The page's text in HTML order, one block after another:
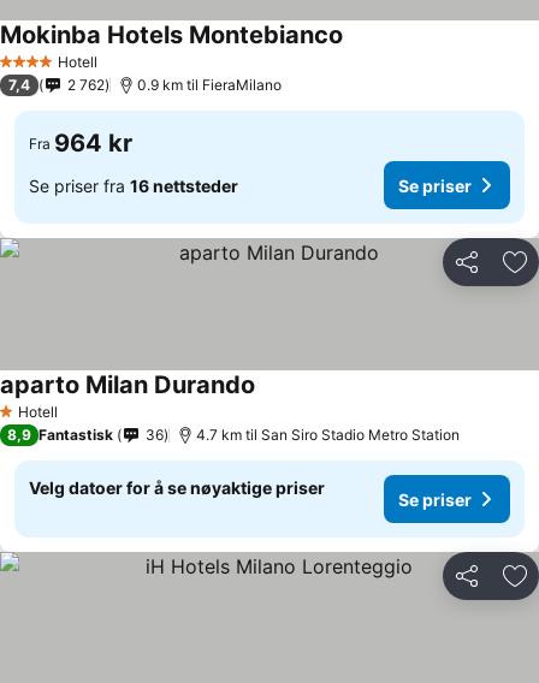
4 StjernerHotell
Mokinba Hotels Montebianco
7,4 2 762 0.9 km til FieraMilano
Fra 964 kr
Se priser fra 16 nettsteder Se priser
Del
1 Stjerner
Hotell
aparto Milan Durando
8,9 Fantastisk 36 4.7 km til San Siro Stadio Metro Station
Velg datoer for å se nøyaktige priser
Se priser
Del